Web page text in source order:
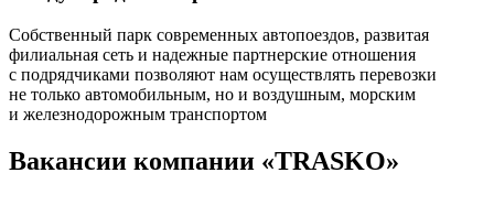
Собственный парк современных автопоездов, развитая
филиальная сеть и надежные партнерские отношения
с подрядчиками позволяют нам осуществлять перевозки
не только автомобильным, но и воздушным, морским
и железнодорожным транспортом
Вакансии компании «TRASKO»